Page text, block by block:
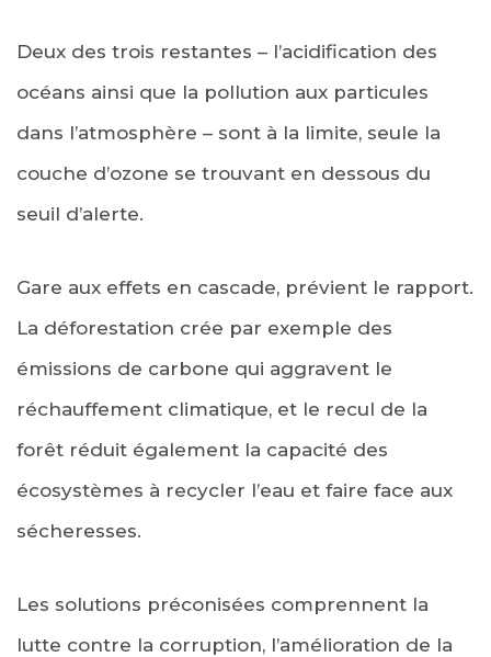
Deux des trois restantes – l’acidification des
océans ainsi que la pollution aux particules
dans l’atmosphère – sont à la limite, seule la
couche d’ozone se trouvant en dessous du
seuil d’alerte.
Gare aux effets en cascade, prévient le rapport.
La déforestation crée par exemple des
émissions de carbone qui aggravent le
réchauffement climatique, et le recul de la
forêt réduit également la capacité des
écosystèmes à recycler l’eau et faire face aux
sécheresses.
Les solutions préconisées comprennent la
lutte contre la corruption, l’amélioration de la